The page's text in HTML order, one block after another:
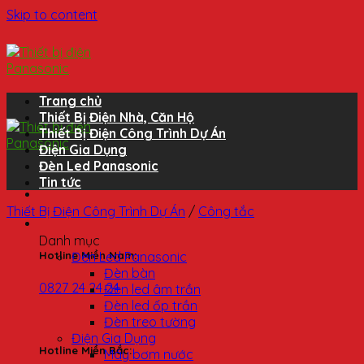
Skip to content
Hotline Miền Nam:
0827 24 24 24
Hotline Miền Bắc:
Trang chủ
Thiết Bị Điện Nhà, Căn Hộ
Thiết Bị Điện Công Trình Dự Án
Điện Gia Dụng
Đèn Led Panasonic
Tin tức
Thiết Bị Điện Công Trình Dự Án / Công tắc
Danh mục
Đèn Led Panasonic
Đèn bàn
Đèn led âm trần
Đèn led ốp trần
Đèn treo tường
Điện Gia Dụng
Máy bơm nước